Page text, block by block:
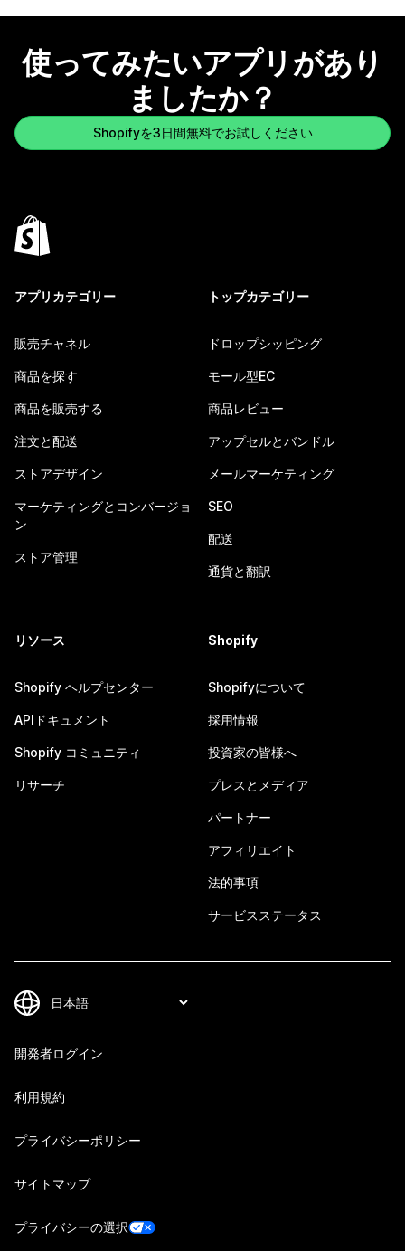
使ってみたいアプリがあり
ましたか？
Shopifyを3日間無料でお試しください
アプリカテゴリー
販売チャネル
商品を探す
商品を販売する
注文と配送
ストアデザイン
マーケティングとコンバージョ
ン
ストア管理
トップカテゴリー
ドロップシッピング
モール型EC
商品レビュー
アップセルとバンドル
メールマーケティング
SEO
配送
通貨と翻訳
リソース
Shopify ヘルプセンター
APIドキュメント
Shopify コミュニティ
リサーチ
Shopify
Shopifyについて
採用情報
投資家の皆様へ
プレスとメディア
パートナー
アフィリエイト
法的事項
サービスステータス
開発者ログイン
利用規約
プライバシーポリシー
サイトマップ
プライバシーの選択